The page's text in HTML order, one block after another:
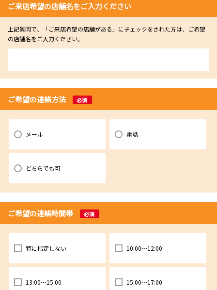
ご来店希望の店舗名をご入力ください
上記質問で、「ご来店希望の店舗がある」にチェックをされた方は、ご希望
の店舗名をご入力ください。
ご希望の連絡方法 必須
メール 電話
どちらでも可
ご希望の連絡時間帯 必須
特に指定しない 10:00～12:00
13:00～15:00 15:00～17:00